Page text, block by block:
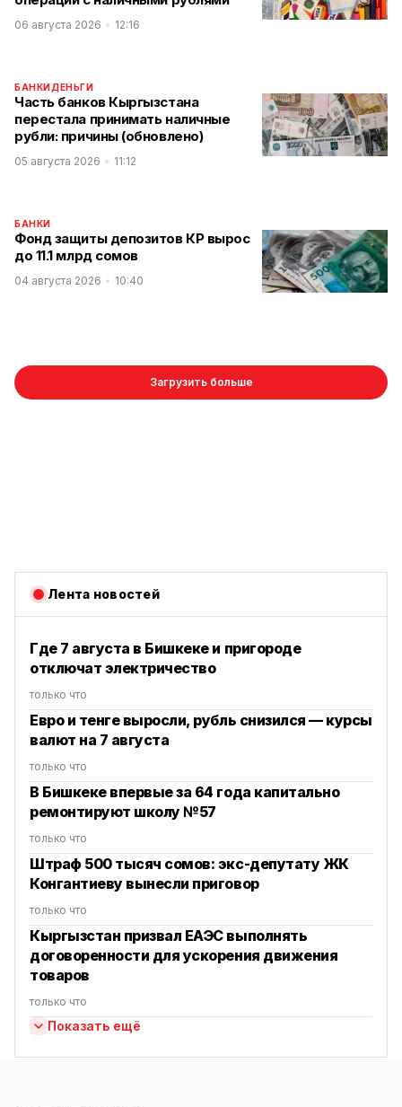
06 августа 2026 12:16
БАНКИДЕНЬГИ
Часть банков Кыргызстана
перестала принимать наличные
рубли: причины (обновлено)
05 августа 2026 11:12
БАНКИ
Фонд защиты депозитов КР вырос
до 11.1 млрд сомов
04 августа 2026 10:40
Загрузить больше
Лента новостей
Где 7 августа в Бишкеке и пригороде
отключат электричество
только что
Евро и тенге выросли, рубль снизился — курсы
валют на 7 августа
только что
В Бишкеке впервые за 64 года капитально
ремонтируют школу №57
только что
Штраф 500 тысяч сомов: экс-депутату ЖК
Конгантиеву вынесли приговор
только что
Кыргызстан призвал ЕАЭС выполнять
договоренности для ускорения движения
товаров
только что
Показать ещё